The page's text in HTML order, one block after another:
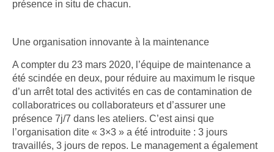
présence in situ de chacun.
Une organisation innovante à la maintenance
A compter du 23 mars 2020, l’équipe de maintenance a
été scindée en deux, pour réduire au maximum le risque
d’un arrêt total des activités en cas de contamination de
collaboratrices ou collaborateurs et d’assurer une
présence 7j/7 dans les ateliers. C’est ainsi que
l’organisation dite « 3×3 » a été introduite : 3 jours
travaillés, 3 jours de repos. Le management a également